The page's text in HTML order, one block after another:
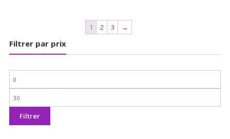
1 2 3 →
Filtrer par prix
Prix
min
Prix
max
Filtrer